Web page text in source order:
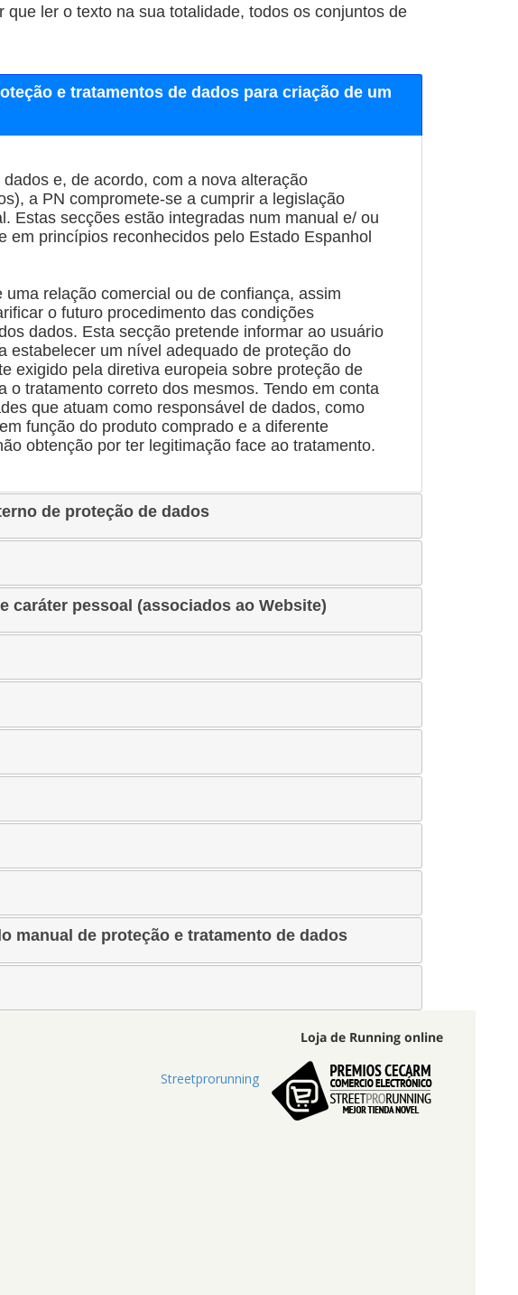
ler o texto na sua totalidade, todos os conjuntos de
e tratamentos de dados para criação de um
e, de acordo, com a nova alteração
a PN compromete-se a cumprir a legislação
Estas secções estão integradas num manual e/ ou
princípios reconhecidos pelo Estado Espanhol
relação comercial ou de confiança, assim
o futuro procedimento das condições
dados. Esta secção pretende informar ao usuário
estabelecer um nível adequado de proteção do
exigido pela diretiva europeia sobre proteção de
tratamento correto dos mesmos. Tendo em conta
que atuam como responsável de dados, como
função do produto comprado e a diferente
obtenção por ter legitimação face ao tratamento.
de proteção de dados
caráter pessoal (associados ao Website)
manual de proteção e tratamento de dados
Loja de Running online
Streetprorunning